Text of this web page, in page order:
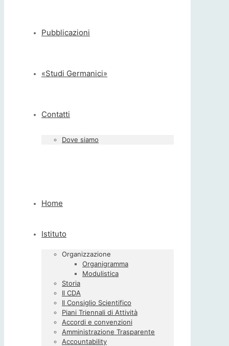
Pubblicazioni
«Studi Germanici»
Contatti
Dove siamo
Home
Istituto
Organizzazione
Organigramma
Modulistica
Storia
Il CDA
Il Consiglio Scientifico
Piani Triennali di Attività
Accordi e convenzioni
Amministrazione Trasparente
Accountability